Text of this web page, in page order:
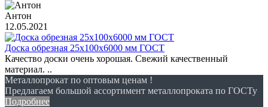
Антон
12.05.2021
Доска обрезная 25х100х6000 мм ГОСТ
Качество доски очень хорошая. Свежий качественный
материал. ..
Металлопрокат по оптовым ценам !
Предлагаем большой ассортимент металлопроката по ГОСТу
Подробнее